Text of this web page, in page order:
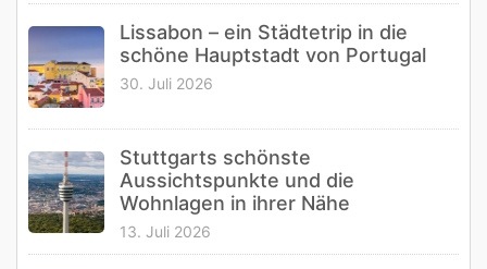
Lissabon – ein Städtetrip in die
schöne Hauptstadt von Portugal
30. Juli 2026
Stuttgarts schönste
Aussichtspunkte und die
Wohnlagen in ihrer Nähe
13. Juli 2026